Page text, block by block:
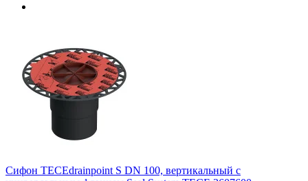
Сифон TECEdrainpoint S DN 100, вертикальный с